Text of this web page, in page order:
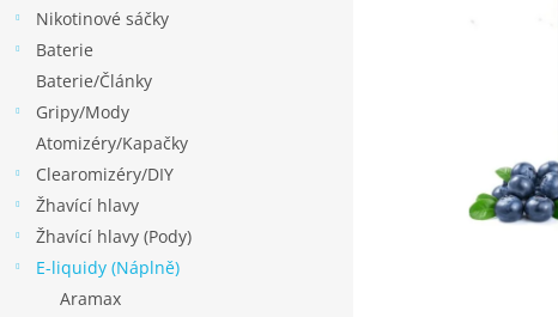
Nikotinové sáčky
Baterie
Baterie/Články
Gripy/Mody
Atomizéry/Kapačky
Clearomizéry/DIY
Žhavící hlavy
Žhavící hlavy (Pody)
E-liquidy (Náplně)
Aramax